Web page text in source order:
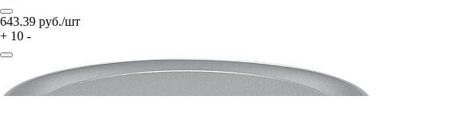
643.39 руб./шт
+ 10 -